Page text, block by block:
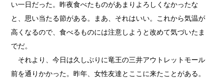
い一日だった。昨夜食べたものがあまりよろしくなかったな
と、思い当たる節がある。まあ、それはいい。これから気温が
高くなるので、食べるものには注意しようと改めて気づいたま
でだ。
それより、今日は久しぶりに竜王の三井アウトレットモール
前を通りかかった。昨年、女性友達とここに来たことがある。